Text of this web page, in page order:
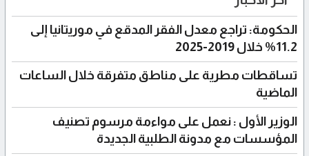
الحكومة: تراجع معدل الفقر المدقع في موريتانيا إلى
11.2% خلال 2019-2025
تساقطات مطرية على مناطق متفرقة خلال الساعات
الماضية
الوزير الأول : نعمل على مواءمة مرسوم تصنيف
المؤسسات مع مدونة الطلبية الجديدة